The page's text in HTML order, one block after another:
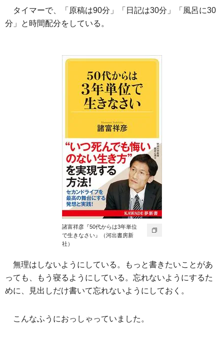
タイマーで、「原稿は90分」「日記は30分」「風呂に30
分」と時間配分をしている。
諸富祥彦『50代からは3年単位
で生きなさい』（河出書房新
社）
無理はしないようにしている。もっと書きたいことがあ
っても、もう寝るようにしている。忘れないようにするた
めに、見出しだけ書いて忘れないようにしておく。
こんなふうにおっしゃっていました。